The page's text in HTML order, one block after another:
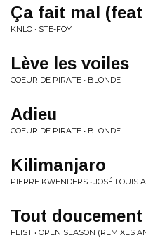
Ça fait mal
KNLO • STE-FOY
Lève les voiles
COEUR DE PIRATE • BLONDE
Adieu
COEUR DE PIRATE • BLONDE
Kilimanjaro
PIERRE KWENDERS • JOSÉ LOUIS
Tout doucement
FEIST • OPEN SEASON (REMIXES